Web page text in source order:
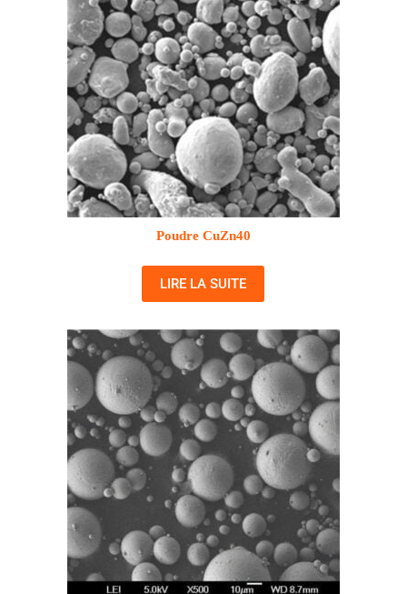
Poudre CuZn40
LIRE LA SUITE